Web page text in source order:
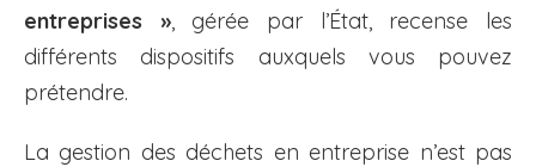
entreprises », gérée par l’État, recense les
différents dispositifs auxquels vous pouvez
prétendre.
La gestion des déchets en entreprise n’est pas